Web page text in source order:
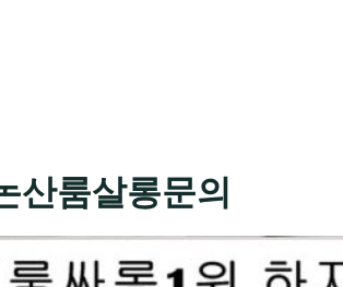
산룸살롱문의